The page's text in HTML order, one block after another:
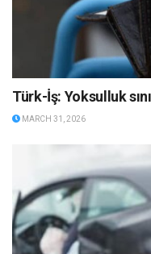
Türk-İş: Yoksulluk
MARCH 31, 2026